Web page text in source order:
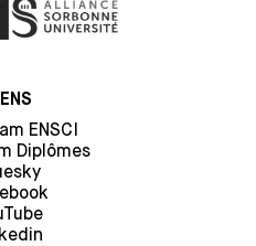
ENSCI
Diplômes